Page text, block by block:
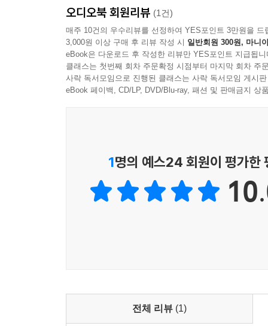
오디오북 회원리뷰 (1건)
매주 10건의 우수리뷰를 선정하여 YES포인트 3만원을 드
3,000원 이상 구매 후 리뷰 작성 시 일반회원 300원, 마니
eBook은 다운로드 후 작성한 리뷰만 YES포인트 지급됩니
클래스는 첫번째 회차 주문확정 시점부터 마지막 회차 주
사락 독서모임으로 진행된 클래스는 사락 독서모임 게시
eBook 페이백, CD/LP, DVD/Blu-ray, 패션 및 판매금지 상
1명의 예스24 회원이 평가한
전체 리뷰 (1)